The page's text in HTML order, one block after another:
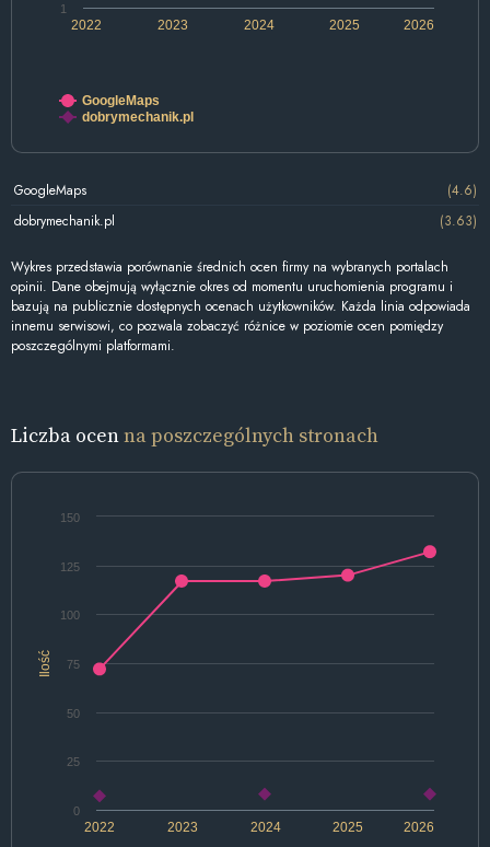
2022 2024 2026
2023 2025
1
GoogleMaps
dobrymechanik.pl
GoogleMaps
(4.6)
dobrymechanik.pl
(3.63)
Wykres przedstawia porównanie średnich ocen firmy na wybranych portalach
opinii. Dane obejmują wyłącznie okres od momentu uruchomienia programu i
bazują na publicznie dostępnych ocenach użytkowników. Każda linia odpowiada
innemu serwisowi, co pozwala zobaczyć różnice w poziomie ocen pomiędzy
poszczególnymi platformami.
Liczba ocenna poszczególnych stronach
Ilość
2022 2024 2026
2023 2025
0
25
50
75
100
125
150